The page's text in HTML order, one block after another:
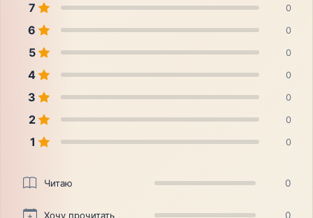
7 0
6 0
5 0
4 0
3 0
2 0
1 0
Читаю 0
Хочу прочитать 0